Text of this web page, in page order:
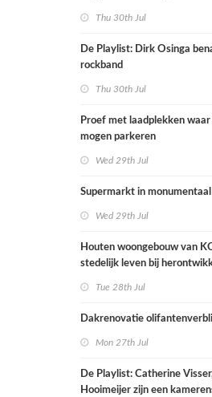
Thu 30th Jul
De Playlist: Dirk Osinga
rockband
Thu 30th Jul
Proef met laadplekken
mogen parkeren
Wed 29th Jul
Supermarkt in monumentaal
Wed 29th Jul
Houten woongebouw van
stedelijk leven bij
Tue 28th Jul
Dakrenovatie
Mon 27th Jul
De Playlist: Catherine
Hooimeijer zijn een